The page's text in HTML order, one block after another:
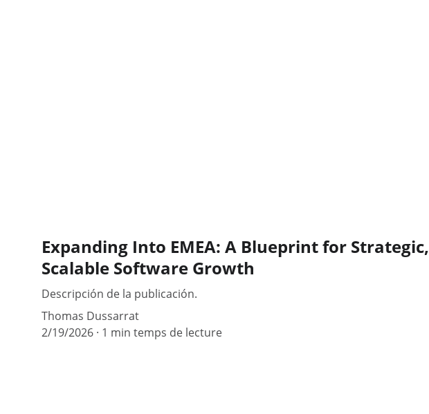
Expanding Into EMEA: A Blueprint for Strategic,
Scalable Software Growth
Descripción de la publicación.
Thomas Dussarrat
2/19/2026 1 min temps de lecture